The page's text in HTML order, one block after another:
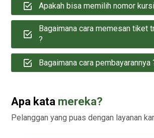
Apakah bisa memilih nomor
Bagaimana cara memesan tiket
?
Bagaimana cara pembayarannya
Apa kata mereka?
Pelanggan yang puas dengan layanan